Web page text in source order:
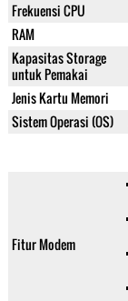
Frekuensi CPU
RAM
Kapasitas Storage
untuk Pemakai
Jenis Kartu Memori
Sistem Operasi (OS)
Fitur Modem